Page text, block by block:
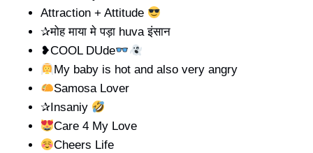
Attraction + Attitude
✰मोह माया मे पड़ा huva इंसान
❥COOL DUde
My baby is hot and also very angry
Samosa Lover
✰Insaniy
Care 4 My Love
Cheers Life